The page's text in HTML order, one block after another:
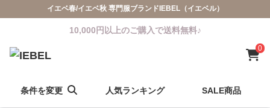
イエベ春/イエベ秋 専門服ブランドIEBEL（イエベル）
10,000円以上のご購入で送料無料♪
0
条件を変更 人気ランキング SALE商品